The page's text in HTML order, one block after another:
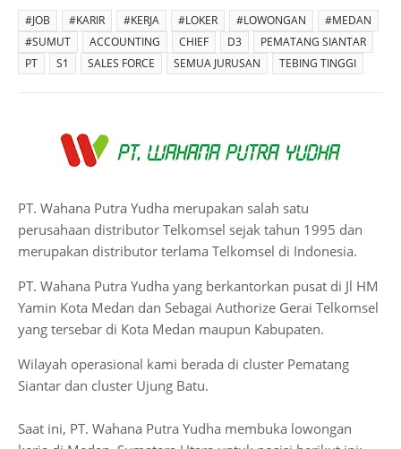
#JOB #KARIR #KERJA #LOKER #LOWONGAN
#MEDAN
#SUMUT
ACCOUNTING CHIEF D3
PEMATANG SIANTAR
PT
S1 SALES FORCE SEMUA JURUSAN TEBING TINGGI
PT. Wahana Putra Yudha merupakan salah satu
perusahaan distributor Telkomsel sejak tahun 1995 dan
merupakan distributor terlama Telkomsel di Indonesia.
PT. Wahana Putra Yudha yang berkantorkan pusat di Jl HM
Yamin Kota Medan dan Sebagai Authorize Gerai Telkomsel
yang tersebar di Kota Medan maupun Kabupaten.
Wilayah operasional kami berada di cluster Pematang
Siantar dan cluster Ujung Batu.
Saat ini, PT. Wahana Putra Yudha membuka lowongan